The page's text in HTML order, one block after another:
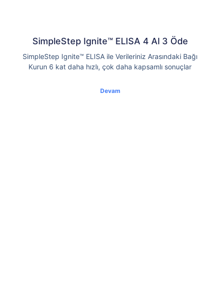
SimpleStep Ignite™ ELISA 4 Al 3 Öde
SimpleStep Ignite™ ELISA ile Verileriniz Arasındaki Bağı
Kurun 6 kat daha hızlı, çok daha kapsamlı sonuçlar
Devam